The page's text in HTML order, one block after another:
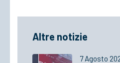
Altre notizie
7 Agosto